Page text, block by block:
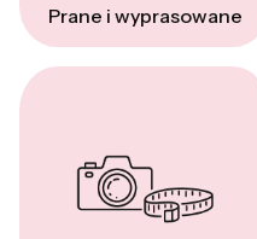
Prane i wyprasowane